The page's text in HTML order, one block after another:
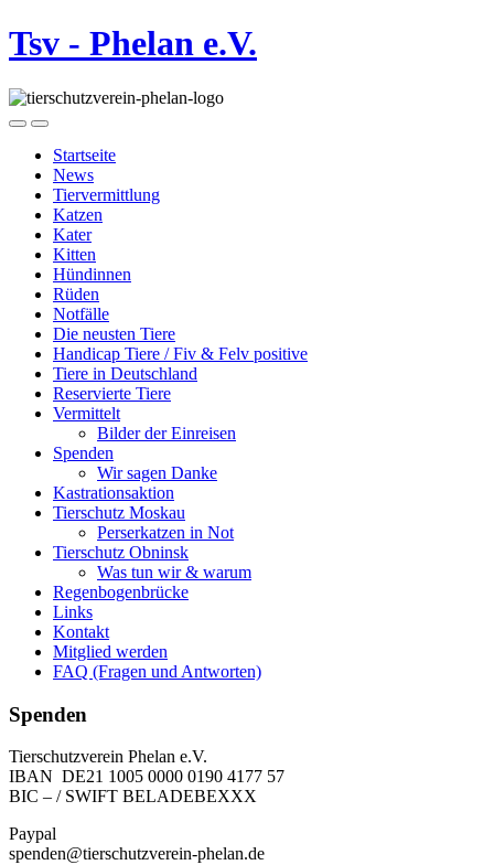
Tsv - Phelan e.V.
Startseite
News
Tiervermittlung
Katzen
Kater
Kitten
Hündinnen
Rüden
Notfälle
Die neusten Tiere
Handicap Tiere / Fiv & Felv positive
Tiere in Deutschland
Reservierte Tiere
Vermittelt
Bilder der Einreisen
Spenden
Wir sagen Danke
Kastrationsaktion
Tierschutz Moskau
Perserkatzen in Not
Tierschutz Obninsk
Was tun wir & warum
Regenbogenbrücke
Links
Kontakt
Mitglied werden
FAQ (Fragen und Antworten)
Spenden
Tierschutzverein Phelan e.V.
IBAN DE21 1005 0000 0190 4177 57
BIC – / SWIFT BELADEBEXXX
Paypal
spenden@tierschutzverein-phelan.de